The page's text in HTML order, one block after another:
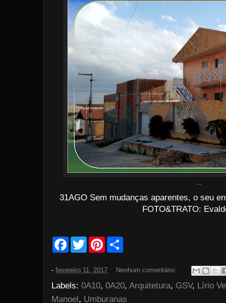
31AGO Sem mudanças aparentes, o seu
FOTO&TRATO:
F
b
o
o
k
T
w
t
e
r
P
e
r
e
s
e
- fevereiro 11, 2017 Nenhum comentário:
Labels: 0A10, 0A20, Arquitetura, GSV, Lírio
Manoel, Umburanas